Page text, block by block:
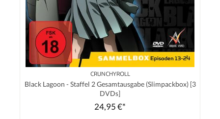
CRUNCHYROLL
Black Lagoon - Staffel 2 Gesamtausgabe (Slimpackbox) [3
DVDs]
24,95 €*